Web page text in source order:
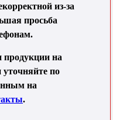
из-за
просьба
продукции на
уточняйте по
на
.